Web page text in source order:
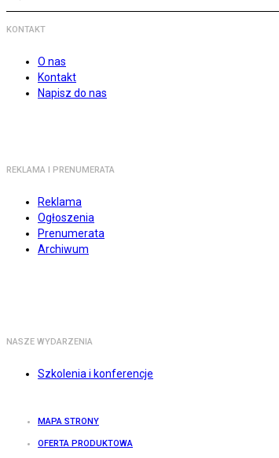
KONTAKT
O nas
Kontakt
Napisz do nas
REKLAMA I PRENUMERATA
Reklama
Ogłoszenia
Prenumerata
Archiwum
NASZE WYDARZENIA
Szkolenia i konferencje
MAPA STRONY
OFERTA PRODUKTOWA